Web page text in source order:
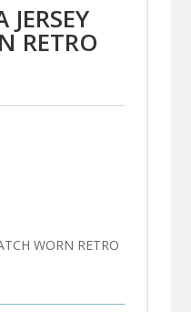
RETRO
WORN RETRO